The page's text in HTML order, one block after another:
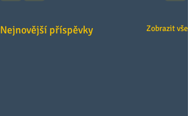
Nejnovější příspěvky Zobrazit vše